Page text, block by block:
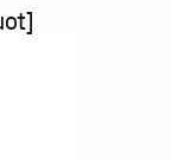
[FONT=&quot]